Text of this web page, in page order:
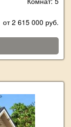
от 2 615 000 руб.